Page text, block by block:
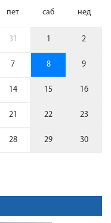
пет саб нед
31 1 2
7 8 9
14 15 16
21 22 23
28 29 30